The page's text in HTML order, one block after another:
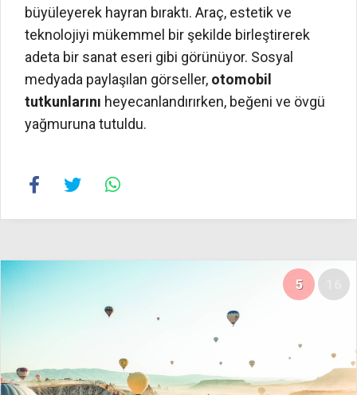
büyüleyerek hayran bıraktı. Araç, estetik ve
teknolojiyi mükemmel bir şekilde birleştirerek
adeta bir sanat eseri gibi görünüyor. Sosyal
medyada paylaşılan görseller, otomobil
tutkunlarını heyecanlandırırken, beğeni ve övgü
yağmuruna tutuldu.
5